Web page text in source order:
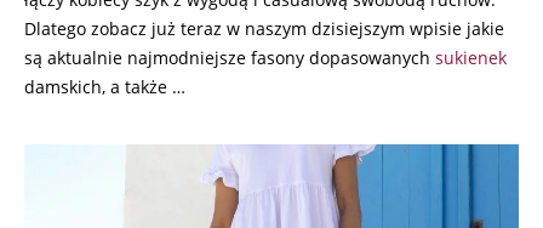
Dlatego zobacz już teraz w naszym dzisiejszym wpisie jakie
są aktualnie najmodniejsze fasony dopasowanych sukienek
damskich, a także …